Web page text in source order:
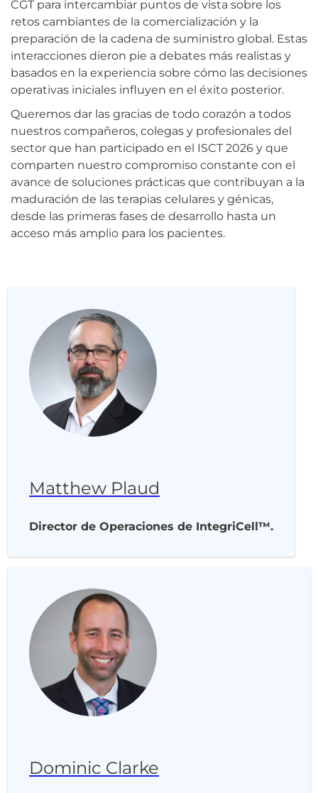
CGT para intercambiar puntos de vista sobre los
retos cambiantes de la comercialización y la
preparación de la cadena de suministro global. Estas
interacciones dieron pie a debates más realistas y
basados en la experiencia sobre cómo las decisiones
operativas iniciales influyen en el éxito posterior.
Queremos dar las gracias de todo corazón a todos
nuestros compañeros, colegas y profesionales del
sector que han participado en el ISCT 2026 y que
comparten nuestro compromiso constante con el
avance de soluciones prácticas que contribuyan a la
maduración de las terapias celulares y génicas,
desde las primeras fases de desarrollo hasta un
acceso más amplio para los pacientes.
Matthew Plaud
Director de Operaciones de IntegriCell™.
Dominic Clarke